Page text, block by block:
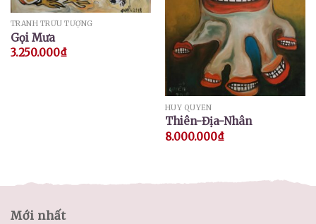
TRANH TRỪU TƯỢNG
Gọi Mưa
3.250.000₫
HUY QUYỂN
Thiên-Địa-Nhân
8.000.000₫
Mới nhất